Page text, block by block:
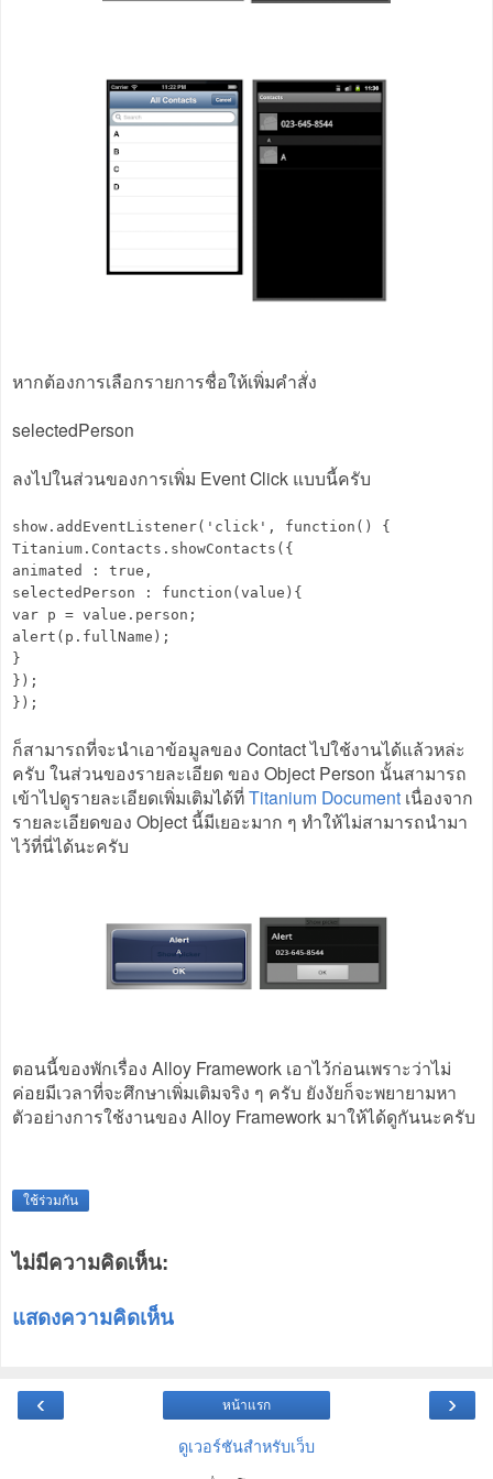
หากต้องการเลือกรายการชื่อให้เพิ่มคำสั่ง
selectedPerson
ลงไปในส่วนของการเพิ่ม Event Click แบบนี้ครับ
show.addEventListener('click', function() {
Titanium.Contacts.showContacts({
animated : true,
selectedPerson : function(value){
var p = value.person;
alert(p.fullName);
}
});
});
ก็สามารถที่จะนำเอาข้อมูลของ Contact ไปใช้งานได้แล้วหล่ะ
ครับ ในส่วนของรายละเอียด ของ Object Person นั้นสามารถ
เข้าไปดูรายละเอียดเพิ่มเติมได้ที่Titanium Document เนื่องจาก
รายละเอียดของ Object นี้มีเยอะมาก ๆ ทำให้ไม่สามารถนำมา
ไว้ที่นี่ได้นะครับ
ตอนนี้ของพักเรื่อง Alloy Framework เอาไว้ก่อนเพราะว่าไม่
ค่อยมีเวลาที่จะศึกษาเพิ่มเติมจริง ๆ ครับ ยังงัยก็จะพยายามหา
ตัวอย่างการใช้งานของ Alloy Framework มาให้ได้ดูกันนะครับ
ใช้ร่วมกัน
ไม่มีความคิดเห็น:
แสดงความคิดเห็น
‹ ›
หน้าแรก
ดูเวอร์ชันสำหรับเว็บ